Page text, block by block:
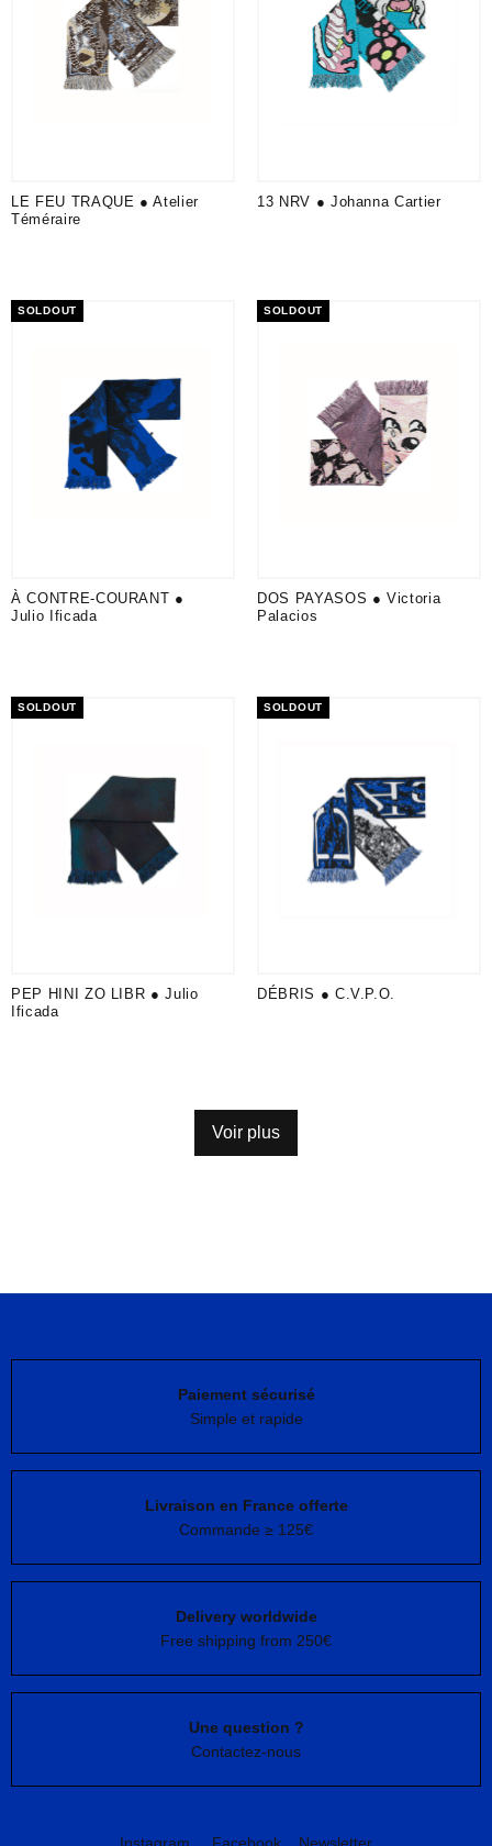
LE FEU TRAQUE ● Atelier
Téméraire
13 NRV ● Johanna Cartier
SOLDOUT
À CONTRE-COURANT ●
Julio Ificada
SOLDOUT
DOS PAYASOS ● Victoria
Palacios
SOLDOUT
PEP HINI ZO LIBR ● Julio
Ificada
SOLDOUT
DÉBRIS ● C.V.P.O.
Voir plus
Paiement sécurisé
Simple et rapide
Livraison en France offerte
Commande ≥ 125€
Delivery worldwide
Free shipping from 250€
Une question ?
Contactez-nous